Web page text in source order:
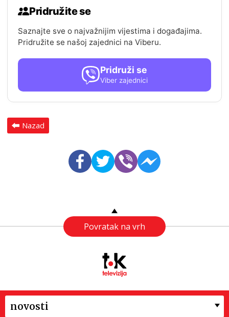
Pridružite se
Saznajte sve o najvažnijim vijestima i događajima.
Pridružite se našoj zajednici na Viberu.
Pridruži se
Viber zajednici
Nazad
Povratak na vrh
novosti